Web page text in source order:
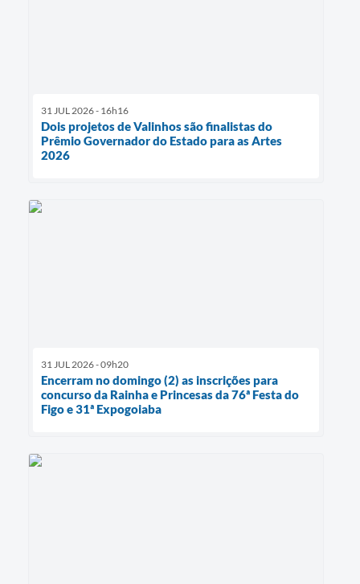
31 JUL 2026 - 16h16
Dois projetos de Valinhos são finalistas do
Prêmio Governador do Estado para as Artes
2026
31 JUL 2026 - 09h20
Encerram no domingo (2) as inscrições para
concurso da Rainha e Princesas da 76ª Festa do
Figo e 31ª Expogoiaba